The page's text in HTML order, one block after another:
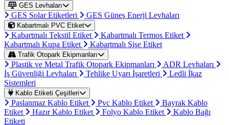
GES Levhaları
GES Solar Etiketleri GES Güneş Enerji Levhaları
Kabartmalı PVC Etiket
Kabartmalı Tekstil Etiket
Kabartmalı Termos Etiket
Kabartmalı Kupa Etiket
Kabartmalı Şişe Etiket
Trafik Otopark Ekipmanları
Plastik ve Metal Trafik Otopark Ekipmanları
ADR Levhaları
İş Güvenliği Levhaları
Tehlike Uyarı İşaretleri
Ledli İkaz
Sistemleri
Kablo Etiketi Çeşitleri
Paslanmaz Kablo Etiket Pvc Kablo Etiket
Bayrak Kablo
Etiket
Hazır Kablo Etiket Folyo Kablo Etiket
Kablo Bağı
Etiketi